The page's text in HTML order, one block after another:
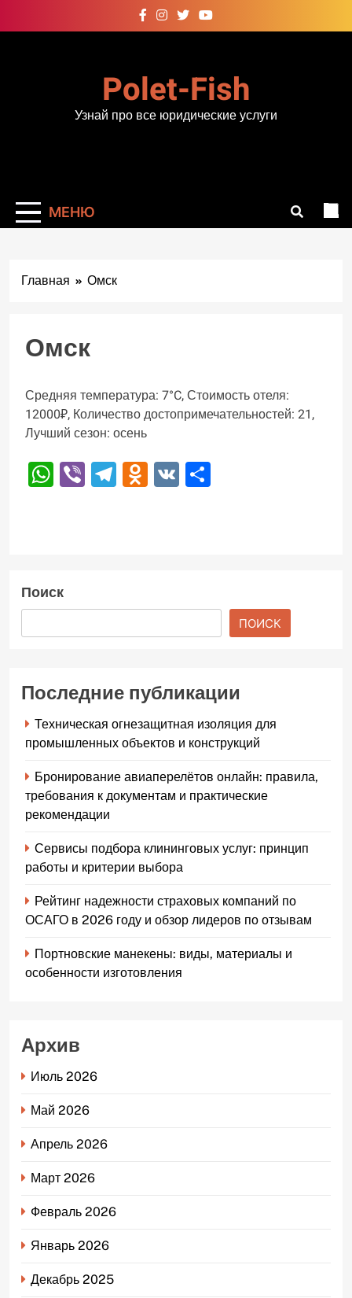
к
Polet-Fish
Узнай про все юридические услуги
МЕНЮ
Главная Омск
Омск
Средняя температура: 7°C, Стоимость отеля:
12000₽, Количество достопримечательностей: 21,
Лучший сезон: осень
WhatsApp
ViberTelegram
Odnoklassniki
VK
Поиск
ПОИСК
Последние публикации
Техническая огнезащитная изоляция для
промышленных объектов и конструкций
Бронирование авиаперелётов онлайн: правила,
требования к документам и практические
рекомендации
Сервисы подбора клининговых услуг: принцип
работы и критерии выбора
Рейтинг надежности страховых компаний по
ОСАГО в 2026 году и обзор лидеров по отзывам
Портновские манекены: виды, материалы и
особенности изготовления
Архив
Июль 2026
Май 2026
Апрель 2026
Март 2026
Февраль 2026
Январь 2026
Декабрь 2025